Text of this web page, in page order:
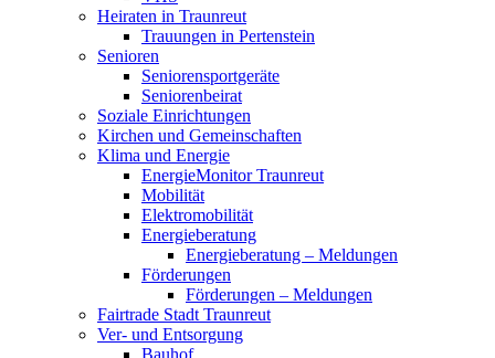
Heiraten in Traunreut
Trauungen in Pertenstein
Senioren
Seniorensportgeräte
Seniorenbeirat
Soziale Einrichtungen
Kirchen und Gemeinschaften
Klima und Energie
EnergieMonitor Traunreut
Mobilität
Elektromobilität
Energieberatung
Energieberatung – Meldungen
Förderungen
Förderungen – Meldungen
Fairtrade Stadt Traunreut
Ver- und Entsorgung
Bauhof